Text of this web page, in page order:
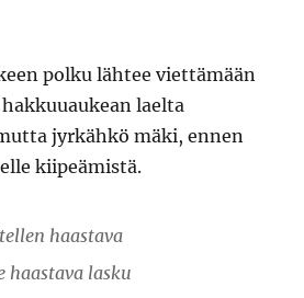
polku lähtee viettämään
laelta
jyrkähkö mäki, ennen
kiipeämistä.
haastava
haastava lasku